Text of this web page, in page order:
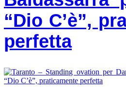
“Dio C’è”,
perfetta